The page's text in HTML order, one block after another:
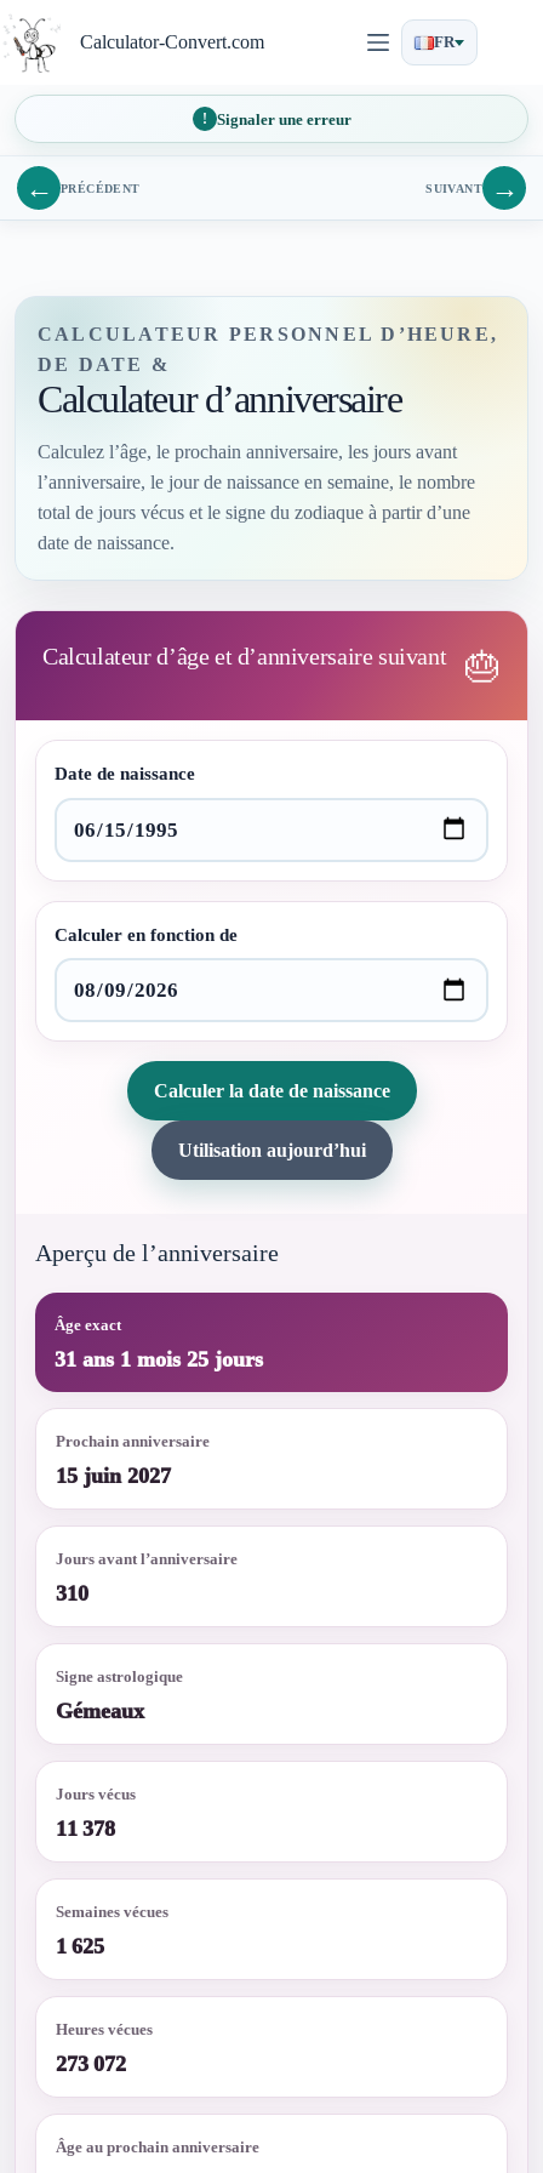
au
contenu
Calculator-Convert.com FR
Signaler une erreur
← PRÉCÉDENT SUIVANT →
CALCULATEUR PERSONNEL D’HEURE,
DE DATE &
Calculateur d’anniversaire
Calculez l’âge, le prochain anniversaire, les jours avant
l’anniversaire, le jour de naissance en semaine, le nombre
total de jours vécus et le signe du zodiaque à partir d’une
date de naissance.
Calculateur d’âge et d’anniversaire suivant 🎂
Date de naissance
Calculer en fonction de
Calculer la date de naissance
Utilisation aujourd’hui
Aperçu de l’anniversaire
Âge exact
31 ans 1 mois 25 jours
Prochain anniversaire
15 juin 2027
Jours avant l’anniversaire
310
Signe astrologique
Gémeaux
Jours vécus
11 378
Semaines vécues
1 625
Heures vécues
273 072
Âge au prochain anniversaire